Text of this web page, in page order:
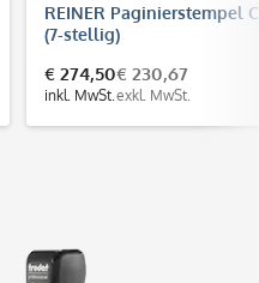
REINER Paginierstempel
(7-stellig)
€ 274,50
inkl. MwSt.
€ 230,67
exkl. MwSt.